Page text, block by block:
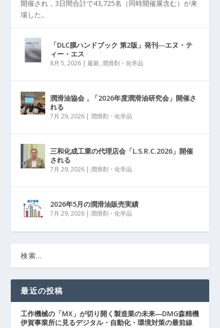
開催され，3日間合計で43,725名（同時開催展含む）が来
場した。
「DLC膜ハンドブック 第2版」発刊―エヌ・テ
ィー・エス
8月 5, 2026 |最新,潤滑剤・化学品
潤滑油協会，「2026年度潤滑油研究会」開催さ
れる
7月 29, 2026 |潤滑剤・化学品
三和化成工業の代理店会「L.S.R.C.2026」開催
される
7月 29, 2026 |潤滑剤・化学品
2026年5月の潤滑油販売実績
7月 29, 2026 |潤滑剤・化学品
最近の投稿
工作機械の「MX」が切り開く製造業の未来―DMG森精機
伊賀事業所に見るデジタル・自動化・環境対策の最前線